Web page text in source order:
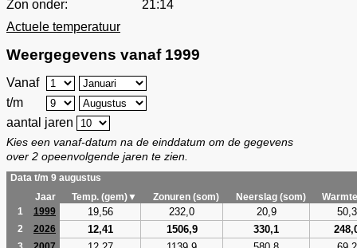
Zon onder:
21:14
Actuele temperatuur
Weergegevens vanaf 1999
Vanaf
t/m
aantal jaren
Kies een vanaf-datum na de einddatum om de gegevens
over 2 opeenvolgende jaren te zien.
Data t/m 9 augustus
Jaar
Temp. (gem)▼ Zonuren (som) Neerslag (som)
1
1999 19,56 232,0 20,9 50,3
2 2026 12,41 1506,9 330,1